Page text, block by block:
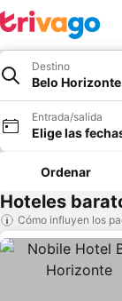
Destino
Belo Horizonte
Entrada/salida
Elige las
Ordenar
Hoteles
Cómo influyen los